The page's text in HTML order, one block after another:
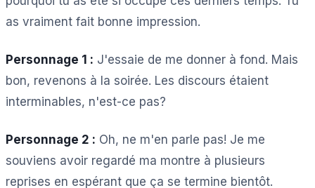
as vraiment fait bonne impression.
Personnage 1 : J'essaie de me donner à fond. Mais
bon, revenons à la soirée. Les discours étaient
interminables, n'est-ce pas?
Personnage 2 : Oh, ne m'en parle pas! Je me
souviens avoir regardé ma montre à plusieurs
reprises en espérant que ça se termine bientôt.